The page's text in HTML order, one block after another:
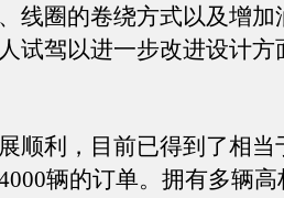
线圈的卷绕方式以及增加
试驾以进一步改进设计方
利，目前已得到了相当
辆的订单。拥有多辆